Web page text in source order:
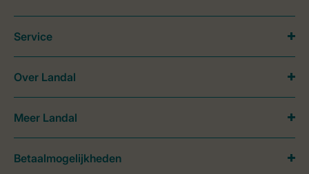
Service
Over Landal
Meer Landal
Betaalmogelijkheden